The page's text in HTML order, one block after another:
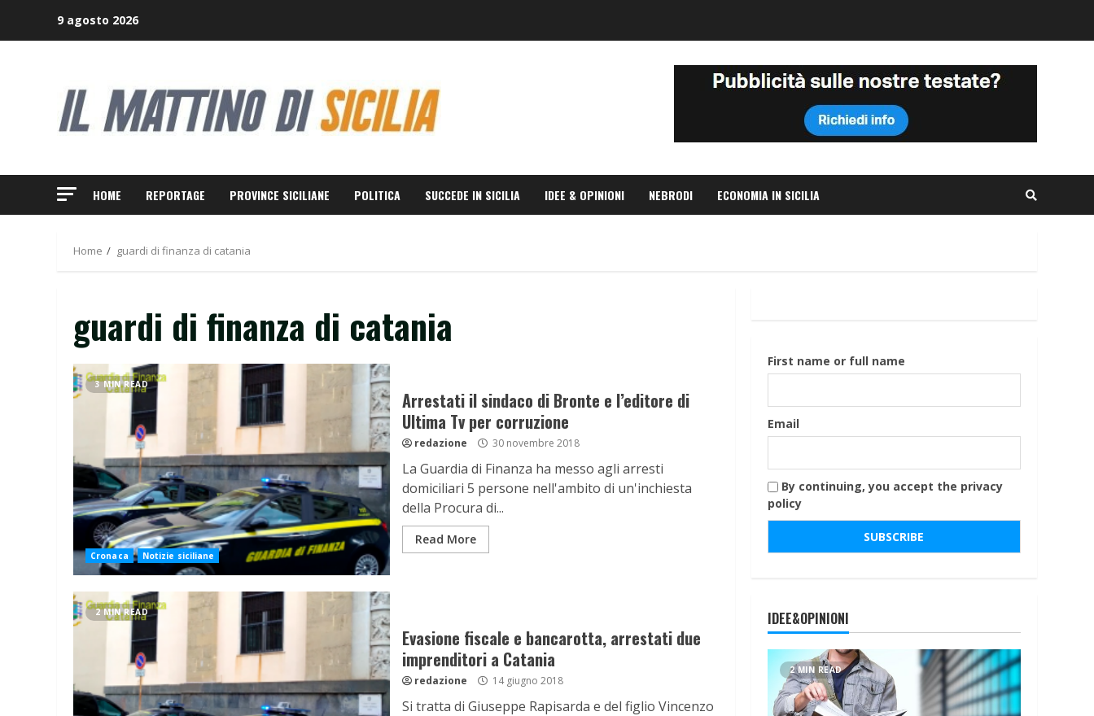
9 agosto 2026
HOME REPORTAGE PROVINCE SICILIANE POLITICA SUCCEDE IN SICILIA IDEE & OPINIONI NEBRODI ECONOMIA IN SICILIA
Home guardi di finanza di catania
guardi di finanza di catania
3 MIN READ
Cronaca Notizie siciliane
Arrestati il sindaco di Bronte e l’editore di
Ultima Tv per corruzione
redazione 30 novembre 2018
La Guardia di Finanza ha messo agli arresti
domiciliari 5 persone nell'ambito di un'inchiesta
della Procura di...
Read More
2 MIN READ
Evasione fiscale e bancarotta, arrestati due
imprenditori a Catania
redazione 14 giugno 2018
Si tratta di Giuseppe Rapisarda e del figlio Vincenzo
First name or full name
Email
By continuing, you accept the privacy
policy
IDEE&OPINIONI
2 MIN READ